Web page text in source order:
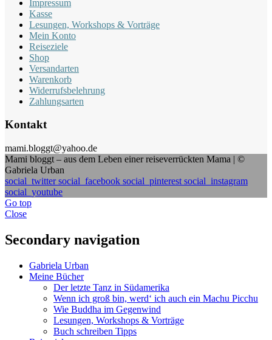
Impressum
Kasse
Lesungen, Workshops & Vorträge
Mein Konto
Reiseziele
Shop
Versandarten
Warenkorb
Widerrufsbelehrung
Zahlungsarten
Kontakt
mami.bloggt@yahoo.de
Mami bloggt – aus dem Leben einer reiseverrückten Mama | ©
Gabriela Urban
social_twittersocial_facebook social_pinterest social_instagram
social_youtube
Go top
Close
Secondary navigation
Gabriela Urban
Meine Bücher
Der letzte Tanz in Südamerika
Wenn ich groß bin, werd‘ ich auch ein Machu Picchu
Wie Buddha im Gegenwind
Lesungen, Workshops & Vorträge
Buch schreiben Tipps